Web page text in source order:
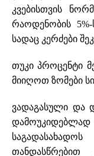
კვებისთვის
რაოდენობის 5%-
სადაც კერძები
თუკი პროცენტი
მიიღოთ ზომები
ვადაგასული და